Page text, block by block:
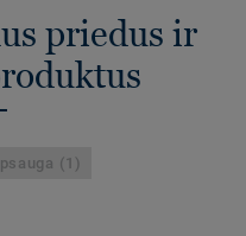
priedus ir
(1)